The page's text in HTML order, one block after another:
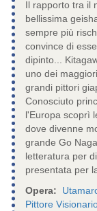
Il rapporto tra il
bellissima
sempre più
convince di
dipinto...
uno dei
grandi pittori
Conosciuto
l'Europa scoprì
dove divenne
grande Go
letteratura per
presentata per
Opera:
Pittore